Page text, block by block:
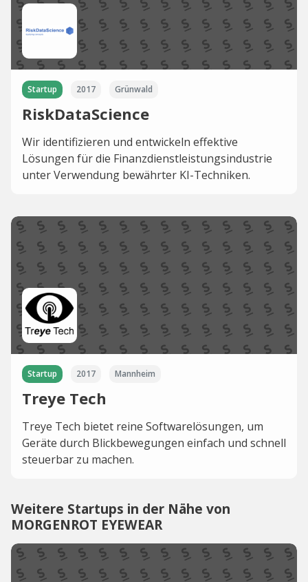
Startup 2017 Grünwald
RiskDataScience
Wir identifizieren und entwickeln effektive
Lösungen für die Finanzdienstleistungsindustrie
unter Verwendung bewährter KI-Techniken.
Startup 2017 Mannheim
Treye Tech
Treye Tech bietet reine Softwarelösungen, um
Geräte durch Blickbewegungen einfach und schnell
steuerbar zu machen.
Weitere Startups in der Nähe von
MORGENROT EYEWEAR